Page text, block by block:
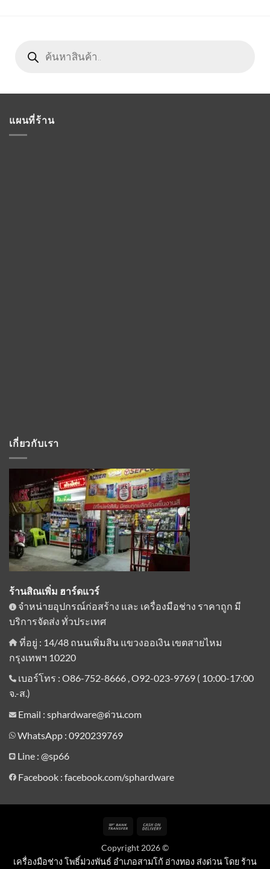
search
แผนที่ร้าน
เกี่ยวกับเรา
ร้านสิณเพิ่ม ฮาร์ดแวร์
จำหน่ายอุปกรณ์ก่อสร้าง และ เครื่องมือช่าง ราคาถูก มี
บริการจัดส่ง ทั่วประเทศ
ที่อยู่ : 14/48 ถนนเพิ่มสิน แขวงออเงิน เขตสายไหม
กรุงเทพฯ 10220
เบอร์โทร : O86-752-8666 , O92-023-9769 ( 10:00-17:00
จ.-ส.)
Email : sphardware@ด่วน.com
WhatsApp : 0920239769
Line : @sp66
Facebook : facebook.com/sphardware
Bank
Delivery
Copyright 2026 ©
เครื่องมือช่าง โพธิ์ม่วงพันธ์ อำเภอสามโก้ อ่างทอง ส่งด่วน โดย ร้าน